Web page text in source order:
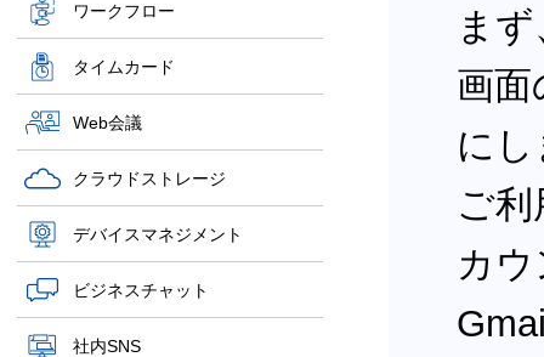
ワークフロー
タイムカード
Web会議
クラウドストレージ
デバイスマネジメント
ビジネスチャット
社内SNS
ま
画面
に
ご
カ